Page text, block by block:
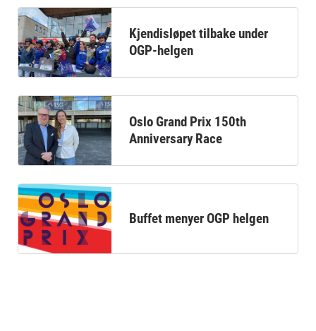
Kjendisløpet tilbake under
OGP-helgen
Oslo Grand Prix 150th
Anniversary Race
Buffet menyer OGP helgen